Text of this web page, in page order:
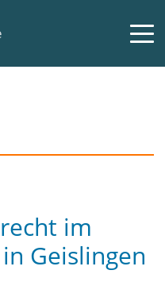
im
Geislingen